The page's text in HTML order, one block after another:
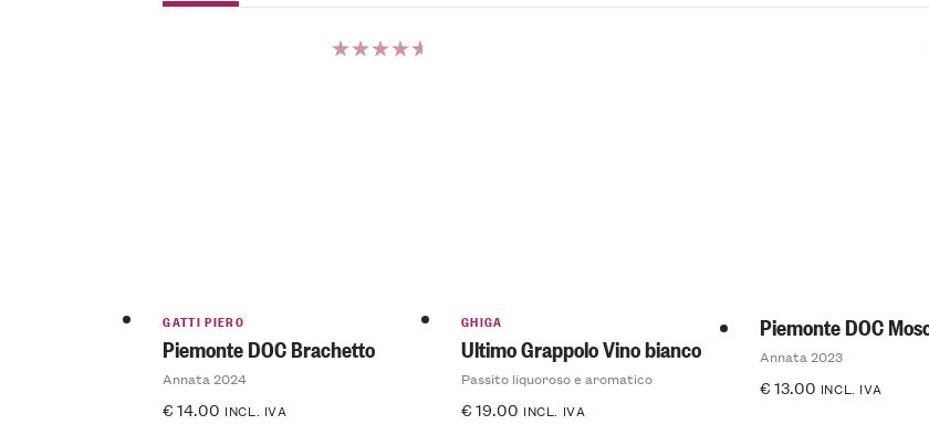
GATTI PIERO
Piemonte DOC Brachetto
Annata 2024
€14.00 INCL. IVA
GHIGA
Ultimo Grappolo Vino bianco
Passito liquoroso e aromatico
€19.00 INCL. IVA
Piemonte DOC
Annata 2023
€13.00 INCL. IVA